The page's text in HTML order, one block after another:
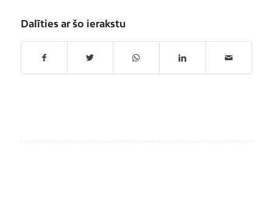
Dalīties ar šo ierakstu